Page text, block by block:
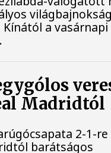
a vasárnapi
Madridtól
2-1-
barátságos